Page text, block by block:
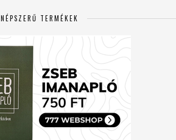
NÉPSZERŰ TERMÉKEK